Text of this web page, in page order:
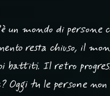
un mondo di persone
resta chiuso, il
battiti. Il retro
Oggi tu le persone